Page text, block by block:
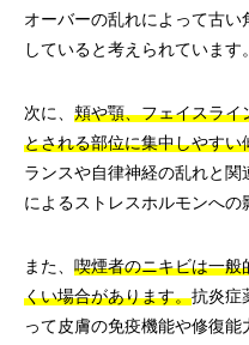
オーバーの乱れによって古
していると考えられています。
次に、 頬や顎、フェイスライ
とされる部位に集中しやすい
ランスや自律神経の乱れと
によるストレスホルモンへの
また、 喫煙者のニキビは一般
くい場合があります。抗炎症
って皮膚の免疫機能や修復